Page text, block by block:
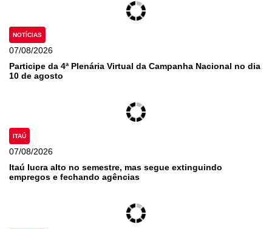
NOTÍCIAS
07/08/2026
Participe da 4ª Plenária Virtual da Campanha Nacional no dia
10 de agosto
ITAÚ
07/08/2026
Itaú lucra alto no semestre, mas segue extinguindo
empregos e fechando agências